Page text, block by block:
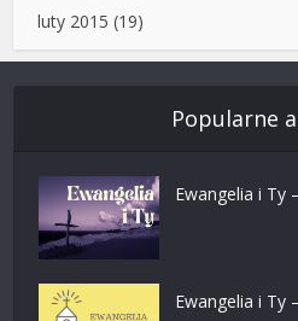
luty 2015 (19)
Popularne
Ewangelia i Ty
Ewangelia i Ty